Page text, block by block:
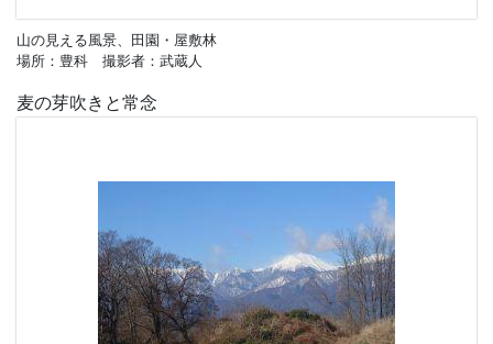
山の見える風景、田園・屋敷林
場所：豊科 撮影者：武蔵人
麦の芽吹きと常念